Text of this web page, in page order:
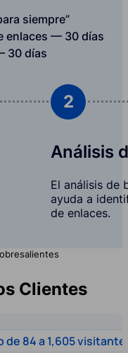
siempre”
enlaces — 30 días
30 días
2
Análisis
El análisis de
ayuda a
de enlaces.
Clientes
84 a 1,605